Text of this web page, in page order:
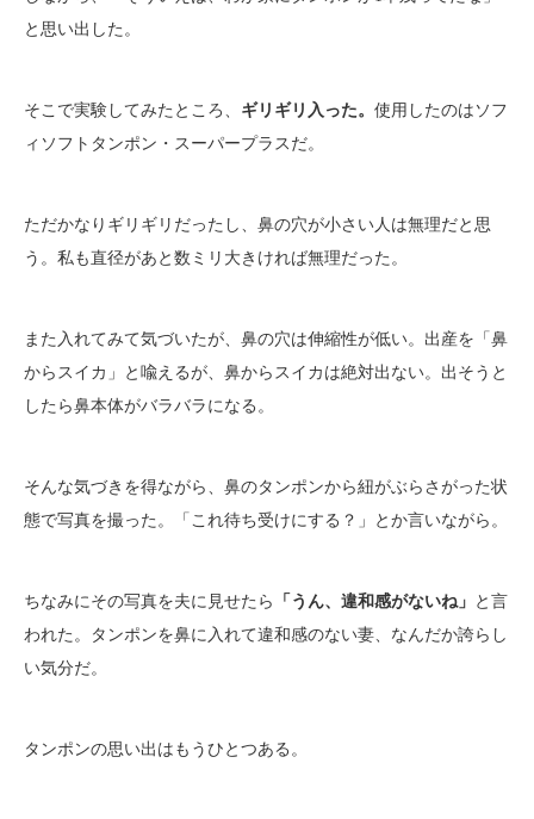
と思い出した。
そこで実験してみたところ、 ギリギリ入った。 使用したのはソフ
ィソフトタンポン・スーパープラスだ。
ただかなりギリギリだったし、鼻の穴が小さい人は無理だと思
う。私も直径があと数ミリ大きければ無理だった。
また入れてみて気づいたが、鼻の穴は伸縮性が低い。出産を「鼻
からスイカ」と喩えるが、鼻からスイカは絶対出ない。出そうと
したら鼻本体がバラバラになる。
そんな気づきを得ながら、鼻のタンポンから紐がぶらさがった状
態で写真を撮った。「これ待ち受けにする？」とか言いながら。
ちなみにその写真を夫に見せたら 「うん、違和感がないね」 と言
われた。タンポンを鼻に入れて違和感のない妻、なんだか誇らし
い気分だ。
タンポンの思い出はもうひとつある。